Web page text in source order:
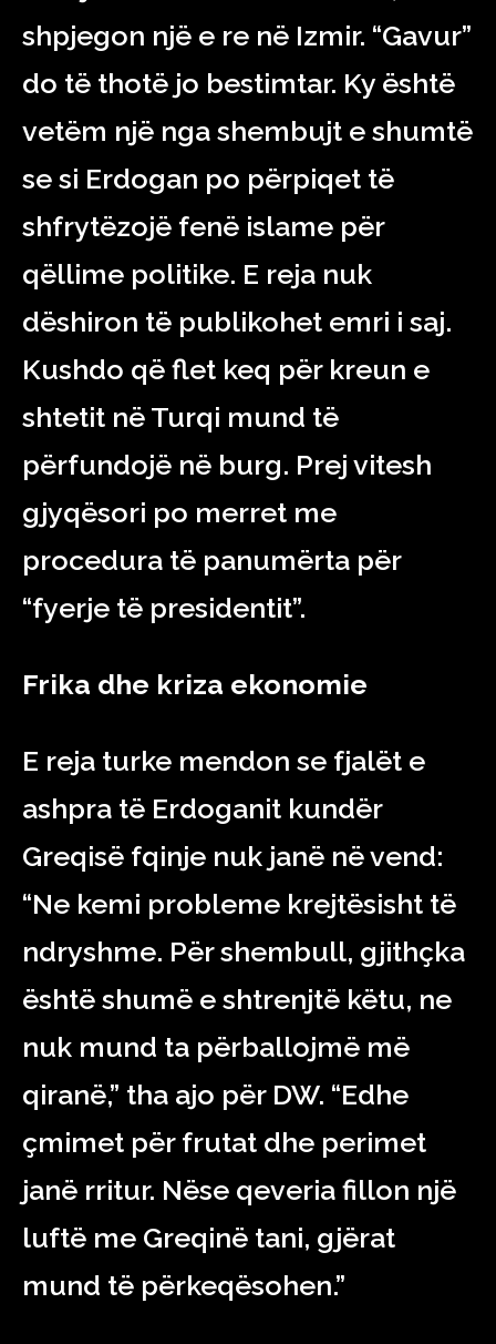
shpjegon një e re në Izmir. “Gavur”
do të thotë jo bestimtar. Ky është
vetëm një nga shembujt e shumtë
se si Erdogan po përpiqet të
shfrytëzojë fenë islame për
qëllime politike. E reja nuk
dëshiron të publikohet emri i saj.
Kushdo që flet keq për kreun e
shtetit në Turqi mund të
përfundojë në burg. Prej vitesh
gjyqësori po merret me
procedura të panumërta për
“fyerje të presidentit”.
Frika dhe kriza ekonomie
E reja turke mendon se fjalët e
ashpra të Erdoganit kundër
Greqisë fqinje nuk janë në vend:
“Ne kemi probleme krejtësisht të
ndryshme. Për shembull, gjithçka
është shumë e shtrenjtë këtu, ne
nuk mund ta përballojmë më
qiranë,” tha ajo për DW. “Edhe
çmimet për frutat dhe perimet
janë rritur. Nëse qeveria fillon një
luftë me Greqinë tani, gjërat
mund të përkeqësohen.”